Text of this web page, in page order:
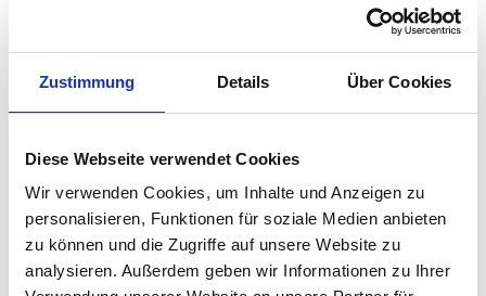
Zustimmung Details Über Cookies
Diese Webseite verwendet Cookies
Wir verwenden Cookies, um Inhalte und Anzeigen zu
personalisieren, Funktionen für soziale Medien anbieten
zu können und die Zugriffe auf unsere Website zu
analysieren. Außerdem geben wir Informationen zu Ihrer
BIO Kastanienmehl 300g BIO Kastanienmehl 500g